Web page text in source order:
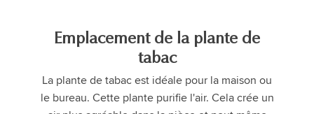
Emplacement de la plante de
tabac
La plante de tabac est idéale pour la maison ou
le bureau. Cette plante purifie l'air. Cela crée un